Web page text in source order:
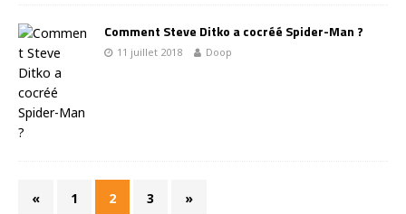
Comment Steve Ditko a cocréé Spider-Man ?
11 juillet 2018 Doop
« 1 2 3 »